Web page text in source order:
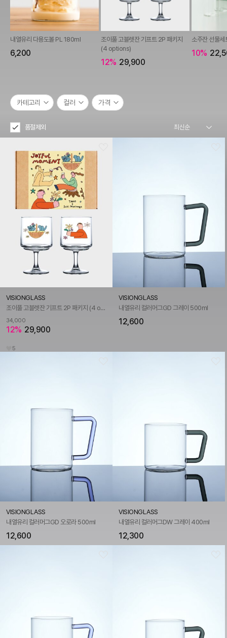
내열유리 다용도볼 PL 180ml
6,200
조이풀 고블렛잔 기프트 2P 패키지
(4 options)
12% 29,900
소주잔 선물
10%
카테고리 컬러 가격
품절제외
VISIONGLASS
조이풀 고블렛잔 기프트 2P 패키지 (4 options)
34,000
12% 29,900
5
VISIONGLASS
내열유리 컬러머그GD 그레이 500ml
12,600
VISIONGLASS
내열유리 컬러머그GD 오로라 500ml
12,600
VISIONGLASS
내열유리 컬러머그DW 그레이 400ml
12,300